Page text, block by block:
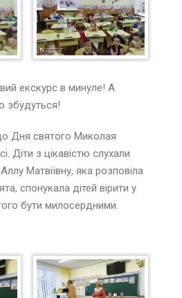
екскурс в минуле! А
збудуться!
Дня святого Миколая
Діти з цікавістю слухали
Матвіївну, яка розповіла
спонукала дітей вірити у
бути милосердними.